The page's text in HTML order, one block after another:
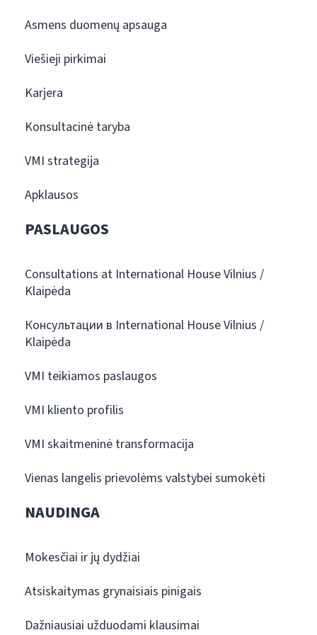
Asmens duomenų apsauga
Viešieji pirkimai
Karjera
Konsultacinė taryba
VMI strategija
Apklausos
PASLAUGOS
Consultations at International House Vilnius /
Klaipėda
Консультации в International House Vilnius /
Klaipėda
VMI teikiamos paslaugos
VMI kliento profilis
VMI skaitmeninė transformacija
Vienas langelis prievolėms valstybei sumokėti
NAUDINGA
Mokesčiai ir jų dydžiai
Atsiskaitymas grynaisiais pinigais
Dažniausiai užduodami klausimai